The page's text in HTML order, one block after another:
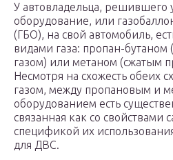
У автовладельца, решившего
оборудование, или
(ГБО), на свой автомобиль,
видами газа: пропан-
газом) или метаном (сжатым
Несмотря на схожесть обеих
газом, между пропановым и
оборудованием есть
связанная как со свойствами
спецификой их
для ДВС.